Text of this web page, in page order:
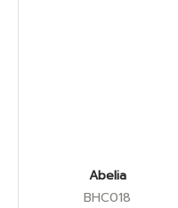
Abelia
BHC018